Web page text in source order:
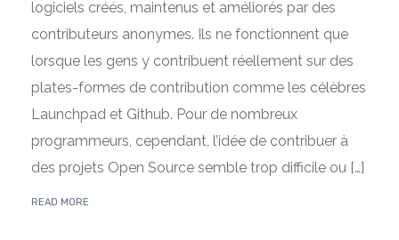
logiciels créés, maintenus et améliorés par des
contributeurs anonymes. Ils ne fonctionnent que
lorsque les gens y contribuent réellement sur des
plates-formes de contribution comme les célèbres
Launchpad et Github. Pour de nombreux
programmeurs, cependant, l’idée de contribuer à
des projets Open Source semble trop difficile ou […]
READ MORE